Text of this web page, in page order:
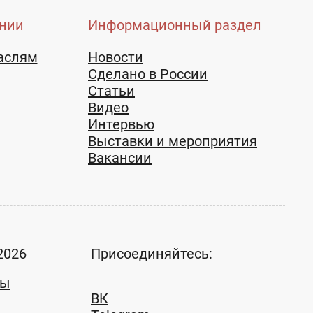
Информационный раздел
Новости
Сделано в России
Статьи
Видео
Интервью
Выставки и мероприятия
Вакансии
Присоединяйтесь:
ВК